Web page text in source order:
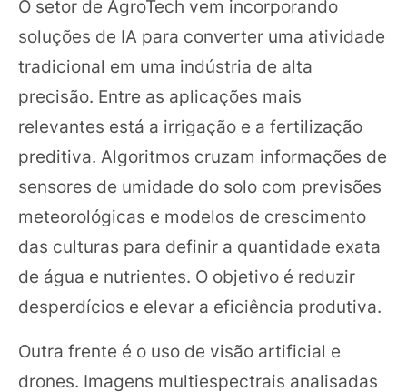
O setor de AgroTech vem incorporando
soluções de IA para converter uma atividade
tradicional em uma indústria de alta
precisão. Entre as aplicações mais
relevantes está a irrigação e a fertilização
preditiva. Algoritmos cruzam informações de
sensores de umidade do solo com previsões
meteorológicas e modelos de crescimento
das culturas para definir a quantidade exata
de água e nutrientes. O objetivo é reduzir
desperdícios e elevar a eficiência produtiva.
Outra frente é o uso de visão artificial e
drones. Imagens multiespectrais analisadas